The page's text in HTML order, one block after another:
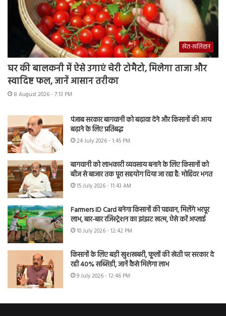
खेत-खलिहान
घर की बालकनी में ऐसे उगाएं चेरी टोमैटो, मिलेगा ताजा और
स्वादिष्ट फल, जानें आसान तरीका
8 August 2026 - 7:13 PM
पंजाब सरकार बागवानी को बढ़ावा देने और किसानों की आय
बढ़ाने के लिए प्रतिबद्ध
24 July 2026 - 1:45 PM
बागवानी को लाभकारी व्यवसाय बनाने के लिए किसानों को
बीज से बाजार तक पूरा सहयोग दिया जा रहा है: मोहिंदर भगत
15 July 2026 - 11:43 AM
Farmers ID Card बनेगा किसानों की पहचान, मिलेंगे भरपूर
लाभ, बार-बार रजिस्ट्रेशन का झंझट खत्म, ऐसे करें अप्लाई
10 July 2026 - 12:42 PM
किसानों के लिए बड़ी खुशखबरी, फूलों की खेती पर सरकार दे
रही 40% सब्सिडी, जानें कैसे मिलेगा लाभ
9 July 2026 - 12:46 PM